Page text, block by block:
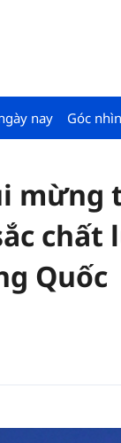
nay Góc nhìn
chất
Quốc